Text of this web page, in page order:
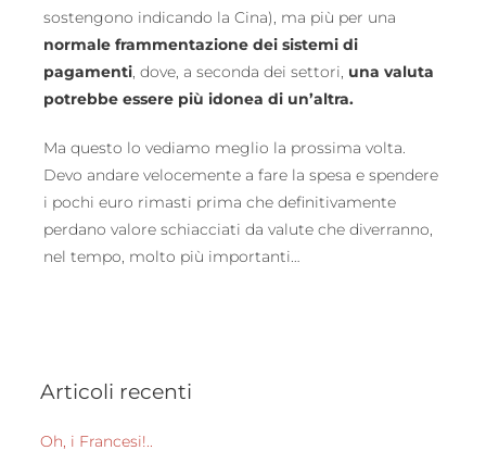
sostengono indicando la Cina), ma più per una
normale frammentazione dei sistemi di
pagamenti , dove, a seconda dei settori, una valuta
potrebbe essere più idonea di un’altra.
Ma questo lo vediamo meglio la prossima volta.
Devo andare velocemente a fare la spesa e spendere
i pochi euro rimasti prima che definitivamente
perdano valore schiacciati da valute che diverranno,
nel tempo, molto più importanti…
Articoli recenti
Oh, i Francesi!..